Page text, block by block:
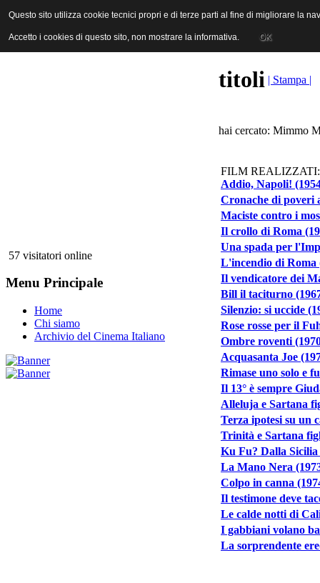
ANICA | Associazione Nazionale Industrie Cinematografiche
57 visitatori online
Menu Principale
Home
Chi siamo
Archivio del Cinema Italiano
titoli | Stampa |
hai cercato: Mimmo
FILM REALIZZATI:
Addio, Napoli!
Cronache di poveri
Maciste contro i
Il crollo di Roma
Una spada per
L'incendio di Roma
Il vendicatore dei
Bill il taciturno
Silenzio: si uccide
Rose rosse per il
Ombre roventi
Acquasanta Joe
Rimase uno solo e
Il 13° è sempre
Alleluja e Sartana
Terza ipotesi su un
Trinità e Sartana
Ku Fu? Dalla
La Mano Nera
Colpo in canna
Il testimone deve
Le calde notti di
I gabbiani volano
La sorprendente
Questo sito utilizza cookie tecnici propri e di terze parti al fine di migliorare la
Accetto i cookies di questo sito, non mostrare la informativa. OK
Questo sito utilizza cookie tecnici propri e di terze parti al fine di migliorare la
Accetto i cookies di questo sito, non mostrare la informativa. OK